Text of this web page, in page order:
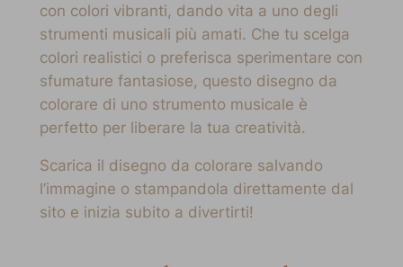
con colori vibranti, dando vita a uno degli
strumenti musicali più amati. Che tu scelga
colori realistici o preferisca sperimentare con
sfumature fantasiose, questo disegno da
colorare di uno strumento musicale è
perfetto per liberare la tua creatività.
Scarica il disegno da colorare salvando
l’immagine o stampandola direttamente dal
sito e inizia subito a divertirti!